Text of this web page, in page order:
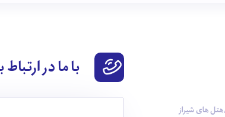
هتل های شیراز
با ما در